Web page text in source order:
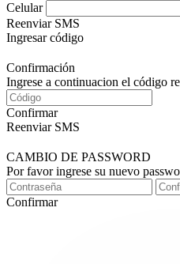
Celular
Reenviar SMS
Ingresar código
Confirmación
Ingrese a continuacion el código
Confirmar
Reenviar SMS
CAMBIO DE PASSWORD
Por favor ingrese su nuevo
Confirmar